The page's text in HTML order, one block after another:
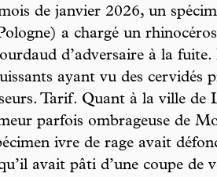
de janvier 2026, un
a chargé un
d’adversaire à la
ayant vu des cervidés
Tarif. Quant à la ville de
parfois ombrageuse de
ivre de rage avait
avait pâti d’une coupe de